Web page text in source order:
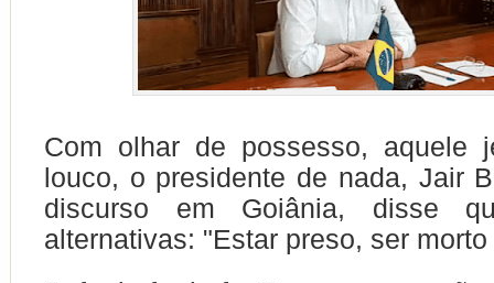
Com olhar de possesso, aquele
louco, o presidente de nada, Jair
discurso em Goiânia, disse
alternativas: "Estar preso, ser